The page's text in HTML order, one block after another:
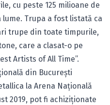
cu peste 125 milioane de
Trupa a fost listată ca
trupe din toate timpurile,
care a clasat-o pe
Artists of All Time”.
din Bucureşti
la Arena Naţională
2019, pot fi achiziţionate